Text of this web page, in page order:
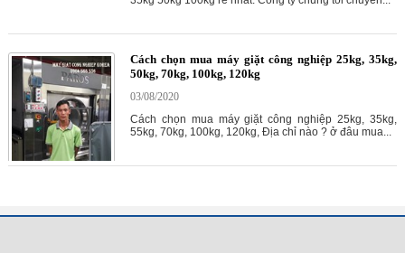
Cách chọn mua máy giặt công nghiệp 25kg, 35kg,
50kg, 70kg, 100kg, 120kg
03/08/2020
Cách chọn mua máy giặt công nghiệp 25kg, 35kg,
55kg, 70kg, 100kg, 120kg, Địa chỉ nào ? ở đâu mua...